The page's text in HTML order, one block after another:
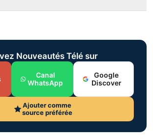
Nouveautés Télé sur
Canal
WhatsApp
Google
Discover
Ajouter comme
source préférée